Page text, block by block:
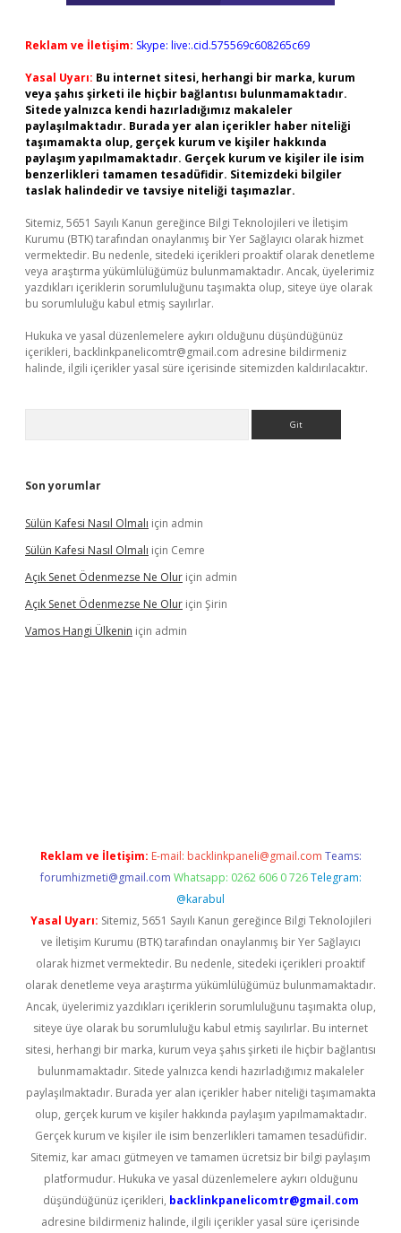
Reklam ve İletişim: Skype: live:.cid.575569c608265c69
Yasal Uyarı: Bu internet sitesi, herhangi bir marka, kurum
veya şahıs şirketi ile hiçbir bağlantısı bulunmamaktadır.
Sitede yalnızca kendi hazırladığımız makaleler
paylaşılmaktadır. Burada yer alan içerikler haber niteliği
taşımamakta olup, gerçek kurum ve kişiler hakkında
paylaşım yapılmamaktadır. Gerçek kurum ve kişiler ile isim
benzerlikleri tamamen tesadüfidir. Sitemizdeki bilgiler
taslak halindedir ve tavsiye niteliği taşımazlar.
Sitemiz, 5651 Sayılı Kanun gereğince Bilgi Teknolojileri ve İletişim
Kurumu (BTK) tarafından onaylanmış bir Yer Sağlayıcı olarak hizmet
vermektedir. Bu nedenle, sitedeki içerikleri proaktif olarak denetleme
veya araştırma yükümlülüğümüz bulunmamaktadır. Ancak, üyelerimiz
yazdıkları içeriklerin sorumluluğunu taşımakta olup, siteye üye olarak
bu sorumluluğu kabul etmiş sayılırlar.
Hukuka ve yasal düzenlemelere aykırı olduğunu düşündüğünüz
içerikleri, backlinkpanelicomtr@gmail.com adresine bildirmeniz
halinde, ilgili içerikler yasal süre içerisinde sitemizden kaldırılacaktır.
Son yorumlar
Sülün Kafesi Nasıl Olmalı için admin
Sülün Kafesi Nasıl Olmalı için Cemre
Açık Senet Ödenmezse Ne Olur için admin
Açık Senet Ödenmezse Ne Olur için Şirin
Vamos Hangi Ülkenin için admin
Reklam ve İletişim: E-mail: backlinkpaneli@gmail.com Teams:
forumhizmeti@gmail.com Whatsapp: 0262 606 0 726 Telegram:
@karabul
Yasal Uyarı: Sitemiz, 5651 Sayılı Kanun gereğince Bilgi Teknolojileri
ve İletişim Kurumu (BTK) tarafından onaylanmış bir Yer Sağlayıcı
olarak hizmet vermektedir. Bu nedenle, sitedeki içerikleri proaktif
olarak denetleme veya araştırma yükümlülüğümüz bulunmamaktadır.
Ancak, üyelerimiz yazdıkları içeriklerin sorumluluğunu taşımakta olup,
siteye üye olarak bu sorumluluğu kabul etmiş sayılırlar. Bu internet
sitesi, herhangi bir marka, kurum veya şahıs şirketi ile hiçbir bağlantısı
bulunmamaktadır. Sitede yalnızca kendi hazırladığımız makaleler
paylaşılmaktadır. Burada yer alan içerikler haber niteliği taşımamakta
olup, gerçek kurum ve kişiler hakkında paylaşım yapılmamaktadır.
Gerçek kurum ve kişiler ile isim benzerlikleri tamamen tesadüfidir.
Sitemiz, kar amacı gütmeyen ve tamamen ücretsiz bir bilgi paylaşım
platformudur. Hukuka ve yasal düzenlemelere aykırı olduğunu
düşündüğünüz içerikleri, backlinkpanelicomtr@gmail.com
adresine bildirmeniz halinde, ilgili içerikler yasal süre içerisinde